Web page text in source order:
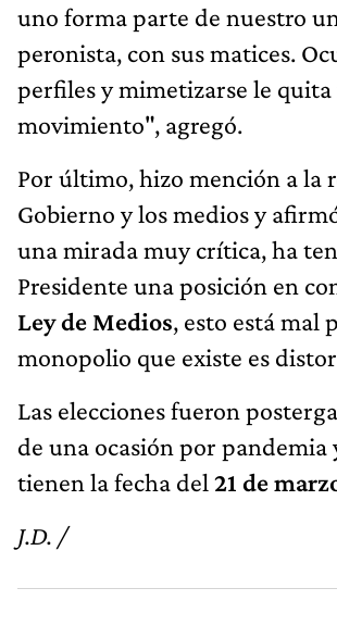
uno forma parte de nuestro
peronista, con sus matices.
perfiles y mimetizarse le
movimiento", agregó.
Por último, hizo mención a la
Gobierno y los medios y
una mirada muy crítica, ha
Presidente una posición en
Ley de Medios, esto está mal
monopolio que existe es
Las elecciones fueron
de una ocasión por pandemia
tienen la fecha del 21 de
J.D. /